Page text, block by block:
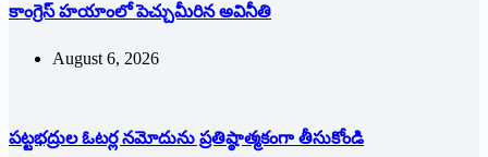
కాంగ్రెస్ హయాంలో పెచ్చుమీరిన అవినీతి
August 6, 2026
పట్టభద్రుల ఓటర్ల నమోదును ప్రతిష్ఠాత్మకంగా తీసుకోండి